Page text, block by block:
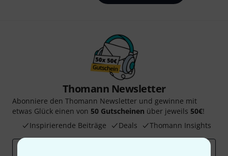
Thomann Newsletter
Abonniere den Thomann Newsletter und gewinne mit
etwas Glück einen von 50 Gutscheinen über jeweils 50€!
Inspirierende Beiträge
Deals Thomann Insights